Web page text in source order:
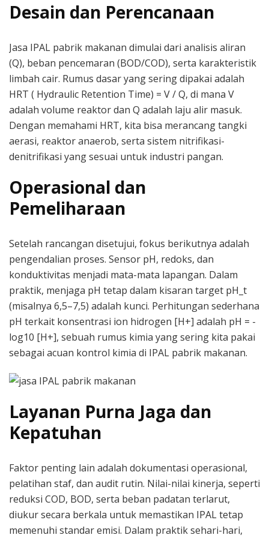
Desain dan Perencanaan
Jasa IPAL pabrik makanan dimulai dari analisis aliran
(Q), beban pencemaran (BOD/COD), serta karakteristik
limbah cair. Rumus dasar yang sering dipakai adalah
HRT ( Hydraulic Retention Time) = V / Q, di mana V
adalah volume reaktor dan Q adalah laju alir masuk.
Dengan memahami HRT, kita bisa merancang tangki
aerasi, reaktor anaerob, serta sistem nitrifikasi-
denitrifikasi yang sesuai untuk industri pangan.
Operasional dan
Pemeliharaan
Setelah rancangan disetujui, fokus berikutnya adalah
pengendalian proses. Sensor pH, redoks, dan
konduktivitas menjadi mata-mata lapangan. Dalam
praktik, menjaga pH tetap dalam kisaran target pH_t
(misalnya 6,5–7,5) adalah kunci. Perhitungan sederhana
pH terkait konsentrasi ion hidrogen [H+] adalah pH = -
log10 [H+], sebuah rumus kimia yang sering kita pakai
sebagai acuan kontrol kimia di IPAL pabrik makanan.
Layanan Purna Jaga dan
Kepatuhan
Faktor penting lain adalah dokumentasi operasional,
pelatihan staf, dan audit rutin. Nilai-nilai kinerja, seperti
reduksi COD, BOD, serta beban padatan terlarut,
diukur secara berkala untuk memastikan IPAL tetap
memenuhi standar emisi. Dalam praktik sehari-hari,